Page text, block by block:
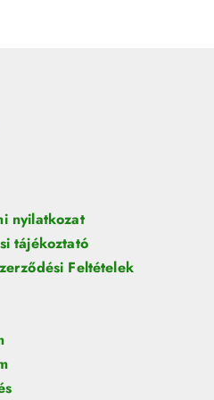
nyilatkozat
tájékoztató
Feltételek